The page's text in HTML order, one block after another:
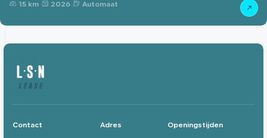
15 km 2026 Automaat
Contact Adres Openingstijden